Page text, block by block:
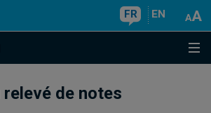
FR EN
relevé de notes